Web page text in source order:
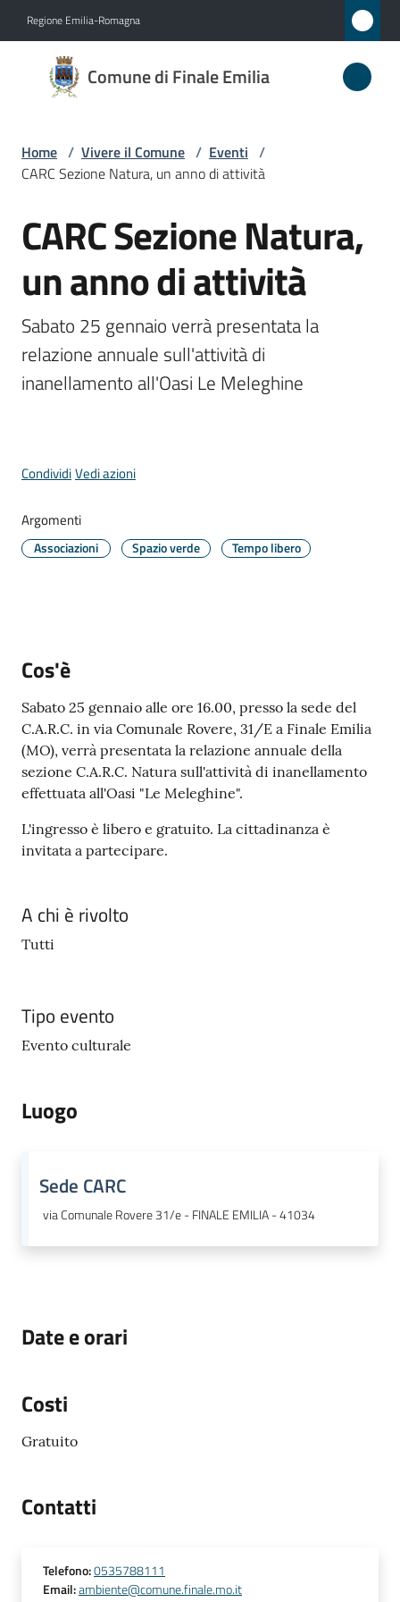
Regione Emilia-Romagna
Comune di Finale Emilia
Comune
di
Emilia
Amministrazione
Servizi
Vivere
il
Prenotazione
appuntamento
r
t
e
m
e
o
SUE
argomenti...
su
Home / Vivere il Comune / Eventi /
CARC Sezione Natura, un anno di attività
Salta al contenuto
CARC Sezione Natura,
un anno di attività
Sabato 25 gennaio verrà presentata la
relazione annuale sull'attività di
inanellamento all'Oasi Le Meleghine
CondividiVedi azioni
Argomenti
Associazioni Spazio verde Tempo libero
Cos'è
Sabato 25 gennaio alle ore 16.00, presso la sede del
C.A.R.C. in via Comunale Rovere, 31/E a Finale Emilia
(MO), verrà presentata la relazione annuale della
sezione C.A.R.C. Natura sull'attività di inanellamento
effettuata all'Oasi "Le Meleghine".
L'ingresso è libero e gratuito. La cittadinanza è
invitata a partecipare.
A chi è rivolto
Tutti
Tipo evento
Evento culturale
Luogo
Sede CARC
via Comunale Rovere 31/e - FINALE EMILIA - 41034
Date e orari
Costi
Gratuito
Contatti
Telefono:0535788111
Email:ambiente@comune.finale.mo.it